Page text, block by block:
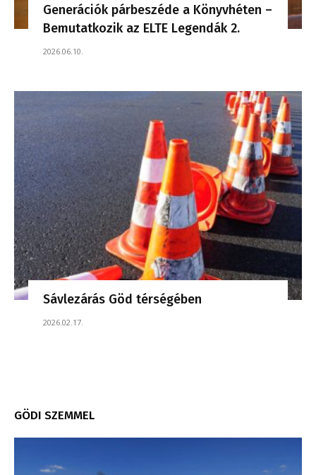
Generációk párbeszéde a Könyvhéten –
Bemutatkozik az ELTE Legendák 2.
2026.06.10.
Sávlezárás Göd térségében
2026.02.17.
GÖDI SZEMMEL